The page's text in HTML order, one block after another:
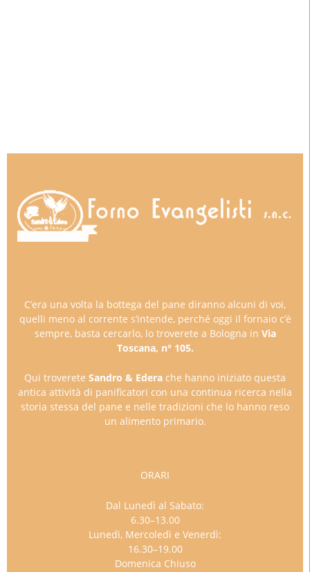
C’era una volta la bottega del pane diranno alcuni di voi,
quelli meno al corrente s’intende, perché oggi il fornaio c’è
sempre, basta cercarlo, lo troverete a Bologna in Via
Toscana, n° 105.
Qui troverete Sandro & Edera che hanno iniziato questa
antica attività di panificatori con una continua ricerca nella
storia stessa del pane e nelle tradizioni che lo hanno reso
un alimento primario.
ORARI
Dal Lunedì al Sabato:
6.30–13.00
Lunedì, Mercoledì e Venerdì:
16.30–19.00
Domenica Chiuso